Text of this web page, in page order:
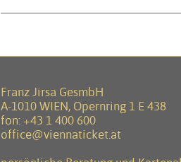
Franz Jirsa GesmbH
A-1010 WIEN, Opernring 1 E 438
fon: +43 1 400 600
office@viennaticket.at